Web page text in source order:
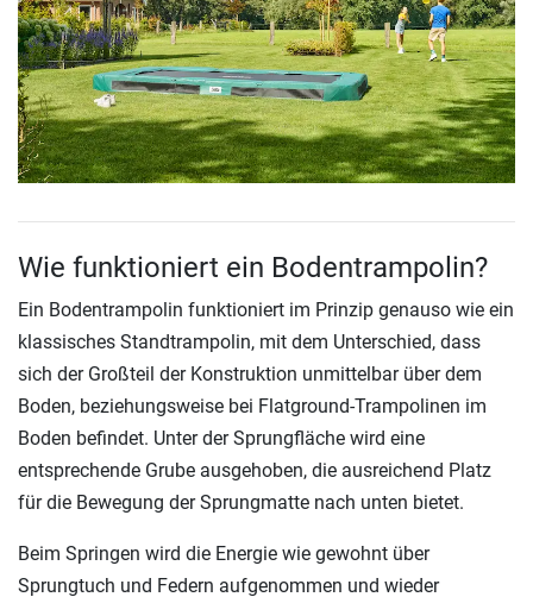
Wie funktioniert ein Bodentrampolin?
Ein Bodentrampolin funktioniert im Prinzip genauso wie ein
klassisches Standtrampolin, mit dem Unterschied, dass
sich der Großteil der Konstruktion unmittelbar über dem
Boden, beziehungsweise bei Flatground-Trampolinen im
Boden befindet. Unter der Sprungfläche wird eine
entsprechende Grube ausgehoben, die ausreichend Platz
für die Bewegung der Sprungmatte nach unten bietet.
Beim Springen wird die Energie wie gewohnt über
Sprungtuch und Federn aufgenommen und wieder